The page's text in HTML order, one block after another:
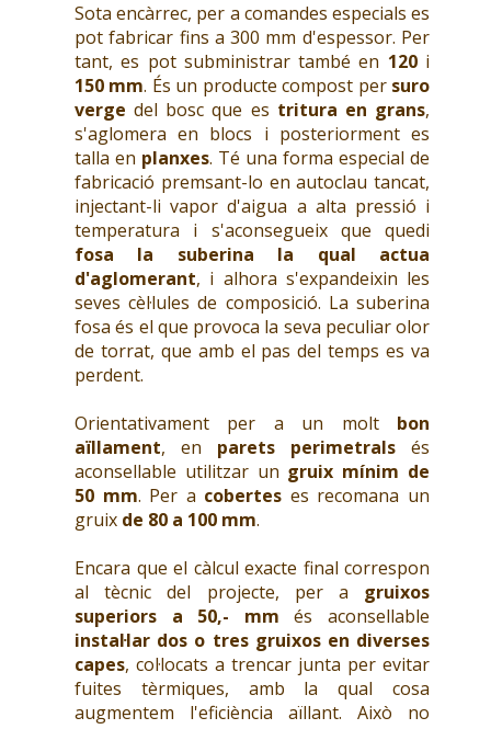
Sota encàrrec, per a comandes especials es
pot fabricar fins a 300 mm d'espessor. Per
tant, es pot subministrar també en 120 i
150 mm. És un producte compost per suro
verge del bosc que es tritura en grans,
s'aglomera en blocs i posteriorment es
talla en planxes. Té una forma especial de
fabricació premsant-lo en autoclau tancat,
injectant-li vapor d'aigua a alta pressió i
temperatura i s'aconsegueix que quedi
fosa la suberina
la qual actua
d'aglomerant, i alhora s'expandeixin les
seves cèl·lules de composició. La suberina
fosa és el que provoca la seva peculiar olor
de torrat, que amb el pas del temps es va
perdent.
Orientativament per a un molt bon
aïllament, en parets perimetrals és
aconsellable utilitzar un gruix mínim de
50 mm. Per a cobertes es recomana un
gruix de 80 a 100 mm.
Encara que el càlcul exacte final correspon
al tècnic del projecte, per a gruixos
superiors a 50,- mm és aconsellable
instal·lar dos o tres gruixos en diverses
capes, col·locats a trencar junta per evitar
fuites tèrmiques, amb la qual cosa
augmentem l'eficiència aïllant. Això no